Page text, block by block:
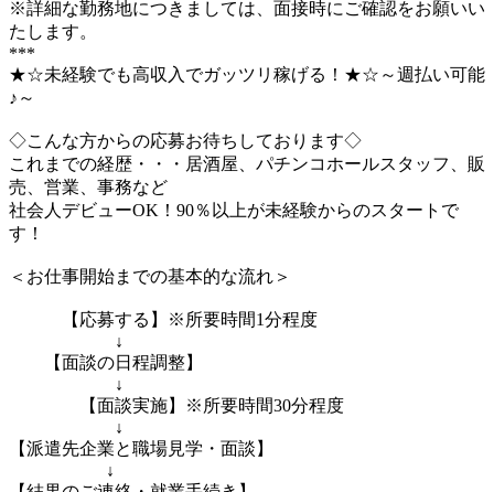
※詳細な勤務地につきましては、面接時にご確認をお願いい
たします。
***
★☆未経験でも高収入でガッツリ稼げる！★☆～週払い可能
♪～
◇こんな方からの応募お待ちしております◇
これまでの経歴・・・居酒屋、パチンコホールスタッフ、販
売、営業、事務など
社会人デビューOK！90％以上が未経験からのスタートで
す！
＜お仕事開始までの基本的な流れ＞
【応募する】※所要時間1分程度
↓
【面談の日程調整】
↓
【面談実施】※所要時間30分程度
↓
【派遣先企業と職場見学・面談】
↓